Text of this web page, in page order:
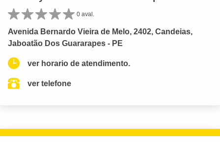
0 aval.
Avenida Bernardo Vieira de Melo, 2402, Candeias,
Jaboatão Dos Guararapes - PE
ver horario de atendimento.
ver telefone